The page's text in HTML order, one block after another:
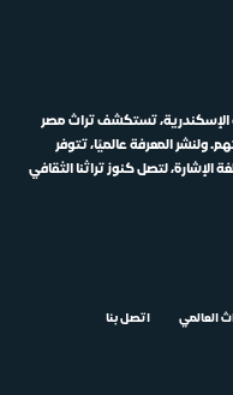
تستكشف تراث مصر
المعرفة عالميًا، تتوفر
الإشارة، لتصل كنوز تراثنا الثقافي
العالمي اتصل بنا